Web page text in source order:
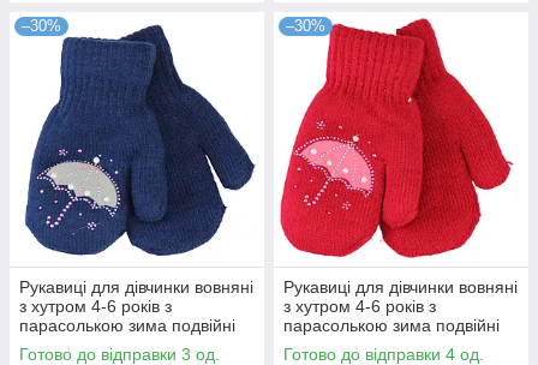
–30%
Рукавиці для дівчинки вовняні
з хутром 4-6 років з
парасолькою зима подвійні
темно-синій
Готово до відправки 3 од.
–30%
Рукавиці для дівчинки вовняні
з хутром 4-6 років з
парасолькою зима подвійні
бордовий
Готово до відправки 4 од.